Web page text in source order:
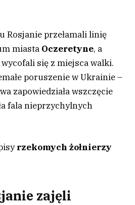
Rosjanie przełamali linię
miasta Oczeretyne, a
się z miejsca walki.
poruszenie w Ukrainie –
zapowiedziała wszczęcie
fala nieprzychylnych
rzekomych żołnierzy
zajęli